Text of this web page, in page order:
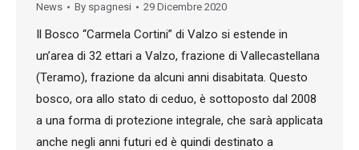
News By spagnesi 29 Dicembre 2020
Il Bosco “Carmela Cortini” di Valzo si estende in
un’area di 32 ettari a Valzo, frazione di Vallecastellana
(Teramo), frazione da alcuni anni disabitata. Questo
bosco, ora allo stato di ceduo, è sottoposto dal 2008
a una forma di protezione integrale, che sarà applicata
anche negli anni futuri ed è quindi destinato a